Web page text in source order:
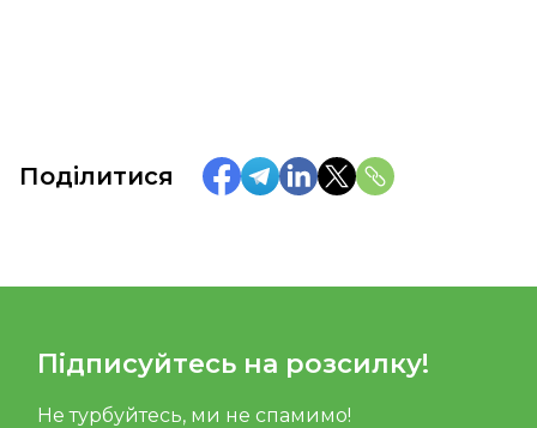
Поділитися
Підписуйтесь на розсилку!
Не турбуйтесь, ми не спамимо!